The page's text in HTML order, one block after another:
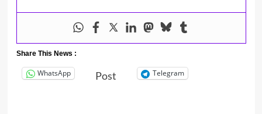
Share This News :
WhatsApp Post Telegram